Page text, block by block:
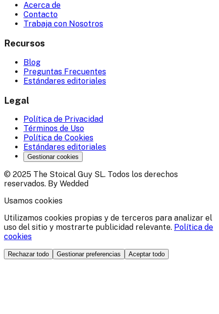
Acerca de
Contacto
Trabaja con Nosotros
Recursos
Blog
Preguntas Frecuentes
Estándares editoriales
Legal
Política de Privacidad
Términos de Uso
Política de Cookies
Estándares editoriales
Gestionar cookies
© 2025 The Stoical Guy SL. Todos los derechos
reservados. By Wedded
Usamos cookies
Utilizamos cookies propias y de terceros para analizar el
uso del sitio y mostrarte publicidad relevante. Política de
cookies
Rechazar todo Gestionar preferencias Aceptar todo